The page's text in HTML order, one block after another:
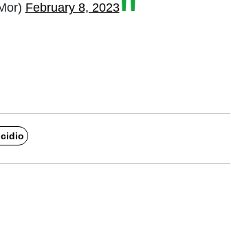
February 8, 2023